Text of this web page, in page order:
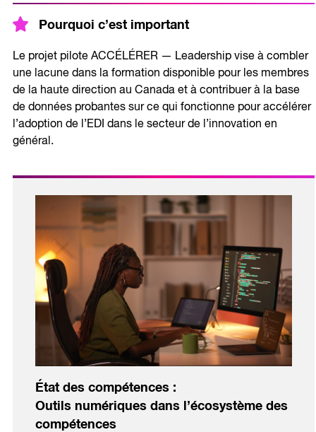
Pourquoi c’est important
Le projet pilote ACCÉLÉRER — Leadership vise à combler
une lacune dans la formation disponible pour les membres
de la haute direction au Canada et à contribuer à la base
de données probantes sur ce qui fonctionne pour accélérer
l’adoption de l’EDI dans le secteur de l’innovation en
général.
État des compétences :
Outils numériques dans l’écosystème des
compétences